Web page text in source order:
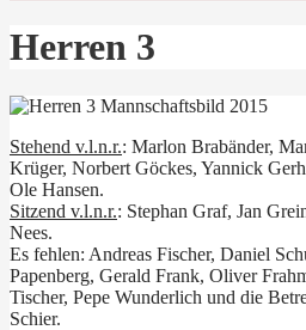
Herren 3
Stehend v.l.n.r.: Marlon Brabänder,
Krüger, Norbert Göckes, Yannick
Ole Hansen.
Sitzend v.l.n.r.: Stephan Graf, Jan
Nees.
Es fehlen: Andreas Fischer, Daniel
Papenberg, Gerald Frank, Oliver
Tischer, Pepe Wunderlich und die
Schier.